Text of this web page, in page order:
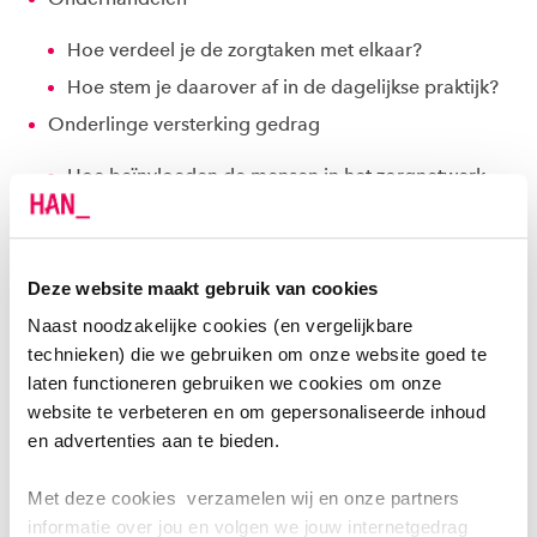
Deze website maakt gebruik van cookies
Naast noodzakelijke cookies (en vergelijkbare
technieken) die we gebruiken om onze website goed te
laten functioneren gebruiken we cookies om onze
website te verbeteren en om gepersonaliseerde inhoud
en advertenties aan te bieden.
Met deze cookies verzamelen wij en onze partners
informatie over jou en volgen we jouw internetgedrag
Hoe verdeel je de zorgtaken met elkaar?
Hoe stem je daarover af in de dagelijkse praktijk?
Onderlinge versterking gedrag
Hoe beïnvloeden de mensen in het zorgnetwerk
elkaar?
Hoe beïnvloeden de eigenschappen en structuur
van het zorgnetwerk de acties van deze mensen?
Onderzoeksmethoden
De basis voor een empirische studie in de
zorgnetwerken van 20 kwetsbare ouderen bestaat
maatregelen die gericht zijn op zorgnetwerken. Per
zorgnetwerk interviewen we de oudere, een